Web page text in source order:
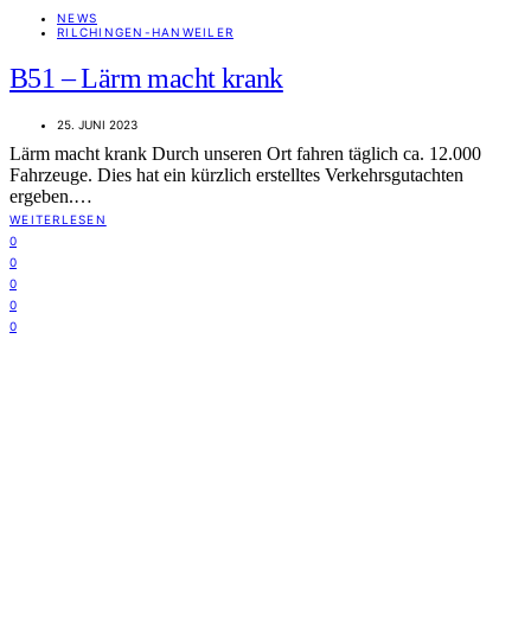
NEWS
RILCHINGEN-HANWEILER
B51 – Lärm macht krank
25. JUNI 2023
Lärm macht krank Durch unseren Ort fahren täglich ca. 12.000
Fahrzeuge. Dies hat ein kürzlich erstelltes Verkehrsgutachten
ergeben.…
WEITERLESEN
0
0
0
0
0